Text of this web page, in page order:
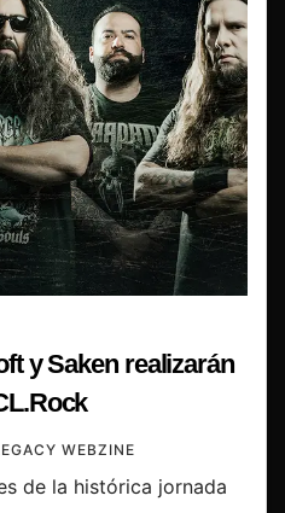
y Saken realizarán
WEBZINE
de la histórica jornada